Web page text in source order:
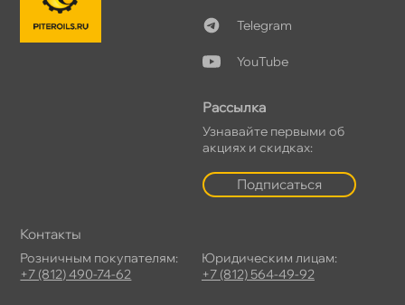
Telegram
YouTube
Рассылка
Узнавайте первыми о
акциях и скидках:
Подписаться
Контакты
Розничным покупателям:
+7 (812) 490-74-62
Юридическим лицам:
+7 (812) 564-49-92